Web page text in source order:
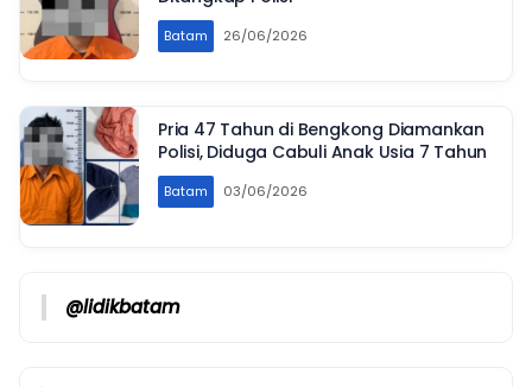
Batam 26/06/2026
Pria 47 Tahun di Bengkong Diamankan
Polisi, Diduga Cabuli Anak Usia 7 Tahun
Batam 03/06/2026
@lidikbatam